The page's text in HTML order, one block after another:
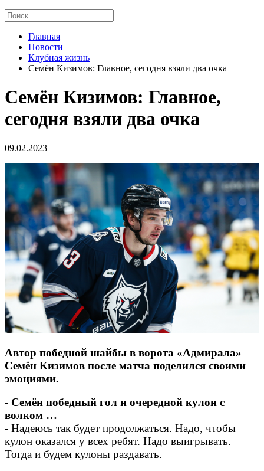
Главная
Новости
Клубная жизнь
Семён Кизимов: Главное, сегодня взяли два очка
Семён Кизимов: Главное,
сегодня взяли два очка
09.02.2023
Автор победной шайбы в ворота «Адмирала»
Семён Кизимов после матча поделился своими
эмоциями.
- Семён победный гол и очередной кулон с
волком …
- Надеюсь так будет продолжаться. Надо, чтобы
кулон оказался у всех ребят. Надо выигрывать.
Тогда и будем кулоны раздавать.